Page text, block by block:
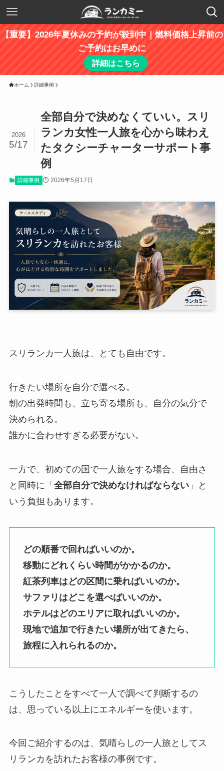
【重要】2026年夏休みの予約が殺到中｜燃料価格上昇前の
ご予約はお早めに
詳細はこちら
ホーム 詳細事例
全部自分で決めなくていい。スリ
ランカ女性一人旅を心から味わえ
たタクシーチャーターサポート事
例
2026
5/17
詳細事例 2026年5月17日
スリランカ一人旅は、とても自由です。
行きたい場所を自分で選べる。
朝の出発時間も、立ち寄る場所も、自分の気分で
決められる。
誰かに合わせすぎる必要がない。
一方で、初めての国で一人旅をする場合、自由さ
と同時に「 全部自分で決めなければならない」と
いう負担もあります。
どの順番で回ればいいのか。
移動にどれくらい時間がかかるのか。
紅茶列車はどの区間に乗ればいいのか。
サファリはどこを選べばいいのか。
ホテルはどのエリアに取ればいいのか。
現地で追加で行きたい場所が出てきたら、
旅程に入れられるのか。
こうしたことをすべて一人で調べて判断するの
は、思っている以上にエネルギーを使います。
今回ご紹介するのは、気晴らしの一人旅としてス
リランカを訪れたお客様の事例です。